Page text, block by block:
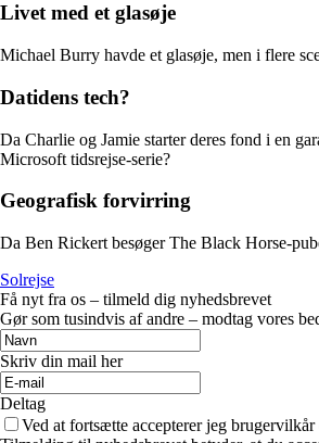
Livet med et glasøje
Michael Burry havde et glasøje, men i flere
Datidens tech?
Da Charlie og Jamie starter deres fond i en
Microsoft tidsrejse-serie?
Geografisk forvirring
Da Ben Rickert besøger The Black Horse-
Solrejse
Få nyt fra os – tilmeld dig nyhedsbrevet
Gør som tusindvis af andre – modtag vores
Skriv din mail her
Deltag
Ved at fortsætte accepterer jeg brugervilkår